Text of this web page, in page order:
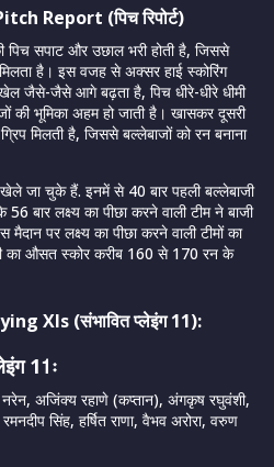
Report (पिच रिपोर्ट)
पिच सपाट और उछाल भरी होती है, जिससे
है। इस वजह से अक्सर हाई स्कोरिंग
जैसे-जैसे आगे बढ़ता है, पिच धीरे-धीरे धीमी
की भूमिका अहम हो जाती है। खासकर दूसरी
मिलती है, जिससे बल्लेबाजों को रन बनाना
जा चुके हैं. इनमें से 40 बार पहली बल्लेबाजी
बार लक्ष्य का पीछा करने वाली टीम ने बाजी
पर लक्ष्य का पीछा करने वाली टीमों का
का औसत स्कोर करीब 160 से 170 रन के
XIs (संभावित प्लेइंग 11):
11ः
अजिंक्य रहाणे (कप्तान), अंगकृष रघुवंशी,
सिंह, हर्षित राणा, वैभव अरोरा, वरुण